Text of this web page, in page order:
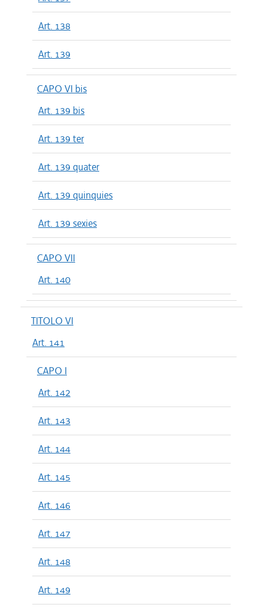
Art. 138
Art. 139
CAPO VI bis
Art. 139 bis
Art. 139 ter
Art. 139 quater
Art. 139 quinquies
Art. 139 sexies
CAPO VII
Art. 140
TITOLO VI
Art. 141
CAPO I
Art. 142
Art. 143
Art. 144
Art. 145
Art. 146
Art. 147
Art. 148
Art. 149